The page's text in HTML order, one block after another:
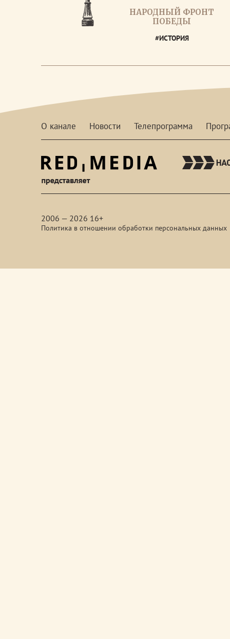
НАРОДНЫЙ ФРОНТ
ПОБЕДЫ
#ИСТОРИЯ
О канале Новости Телепрограмма
2006 — 2026 16+
Политика в отношении обработки персональных данных